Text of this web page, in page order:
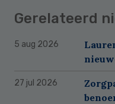
Gerelateerd
5 aug 2026
27 jul 2026